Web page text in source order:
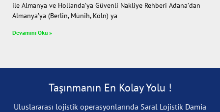
ile Almanya ve Hollanda’ya Güvenli Nakliye Rehberi Adana’dan
Almanya’ya (Berlin, Münih, Köln) ya
Devamını Oku »
Taşınmanın En Kolay Yolu !
Uluslararası lojistik operasyonlarında Saral Lojistik Damia